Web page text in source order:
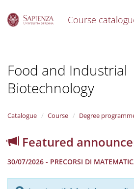
Course
Food and Industrial
Biotechnology
Catalogue Course Degree
Featured
30/07/2026 - PRECORSI DI